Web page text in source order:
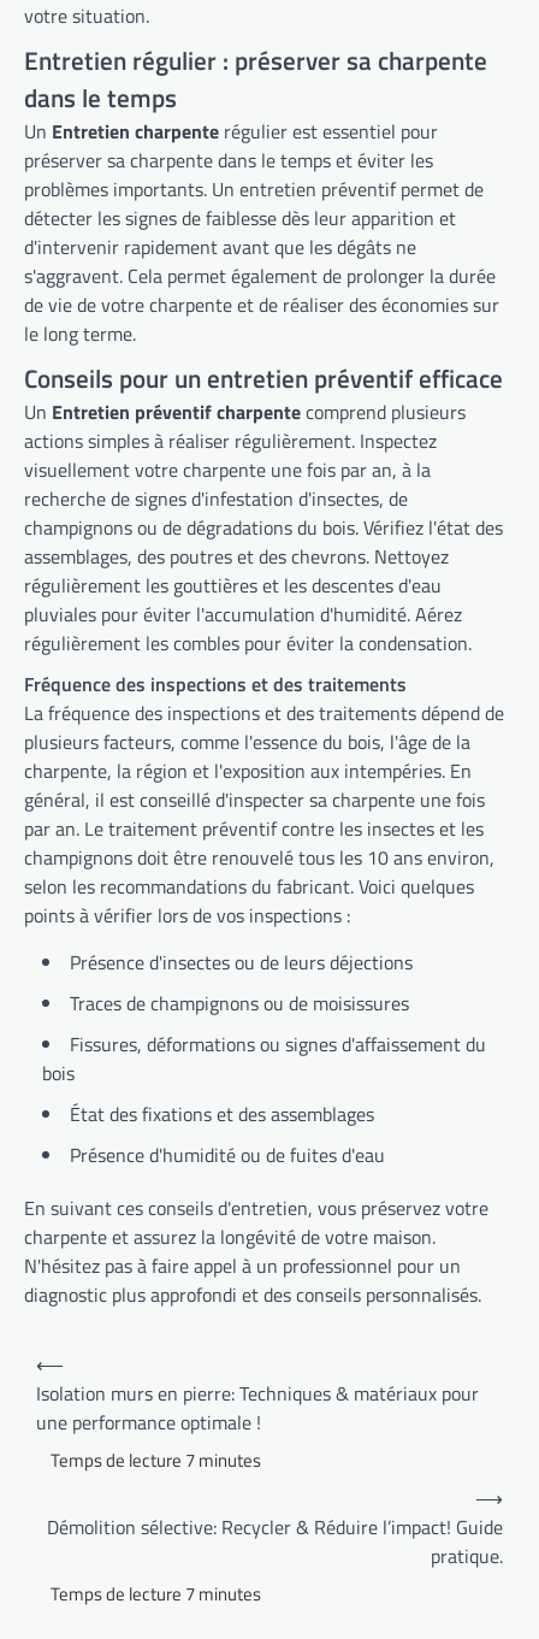
votre situation.
Entretien régulier : préserver sa charpente
dans le temps
Un Entretien charpente régulier est essentiel pour
préserver sa charpente dans le temps et éviter les
problèmes importants. Un entretien préventif permet de
détecter les signes de faiblesse dès leur apparition et
d'intervenir rapidement avant que les dégâts ne
s'aggravent. Cela permet également de prolonger la durée
de vie de votre charpente et de réaliser des économies sur
le long terme.
Conseils pour un entretien préventif efficace
Un Entretien préventif charpentecomprend plusieurs
actions simples à réaliser régulièrement. Inspectez
visuellement votre charpente une fois par an, à la
recherche de signes d'infestation d'insectes, de
champignons ou de dégradations du bois. Vérifiez l'état des
assemblages, des poutres et des chevrons. Nettoyez
régulièrement les gouttières et les descentes d'eau
pluviales pour éviter l'accumulation d'humidité. Aérez
régulièrement les combles pour éviter la condensation.
Fréquence des inspections et des traitements
La fréquence des inspections et des traitements dépend de
plusieurs facteurs, comme l'essence du bois, l'âge de la
charpente, la région et l'exposition aux intempéries. En
général, il est conseillé d'inspecter sa charpente une fois
par an. Le traitement préventif contre les insectes et les
champignons doit être renouvelé tous les 10 ans environ,
selon les recommandations du fabricant. Voici quelques
points à vérifier lors de vos inspections :
Présence d'insectes ou de leurs déjections
Traces de champignons ou de moisissures
Fissures, déformations ou signes d'affaissement du
bois
État des fixations et des assemblages
Présence d'humidité ou de fuites d'eau
En suivant ces conseils d'entretien, vous préservez votre
charpente et assurez la longévité de votre maison.
N'hésitez pas à faire appel à un professionnel pour un
diagnostic plus approfondi et des conseils personnalisés.
Navigation
de
l’article
⟵
Isolation murs en pierre: Techniques & matériaux pour
une performance optimale !
Démolition sélective: Recycler & Réduire l’impact! Guide
pratique.
⟶